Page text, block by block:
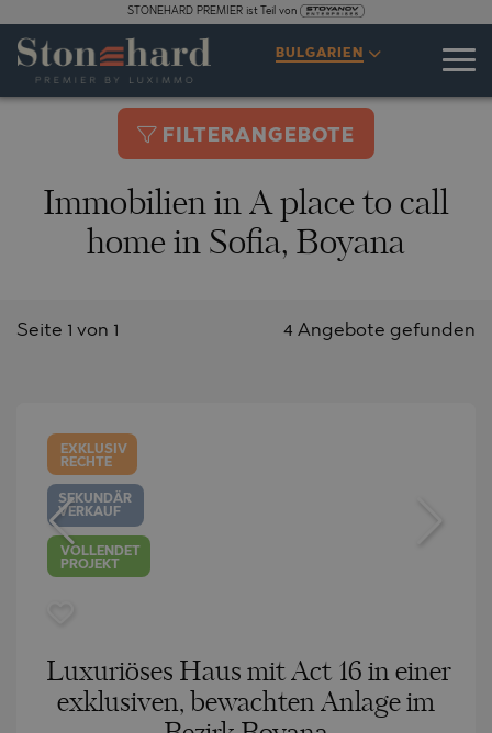
STONEHARD PREMIER ist Teil von
BULGARIEN
FILTERANGEBOTE
Immobilien in A place to call
home in Sofia, Boyana
4 Angebote gefunden
Seite 1 von 1
EXKLUSIV
RECHTE
SEKUNDÄR
VERKAUF
VOLLENDET
PROJEKT
Luxuriöses Haus mit Act 16 in einer
exklusiven, bewachten Anlage im